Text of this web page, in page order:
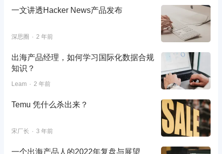
一文讲透Hacker News产品发布
深思圈 2 年前
出海产品经理，如何学习国际化数据合规
知识？
Leam 2 年前
Temu 凭什么杀出来？
宋厂长 3 年前
一个出海产品人的2022年复盘与展望